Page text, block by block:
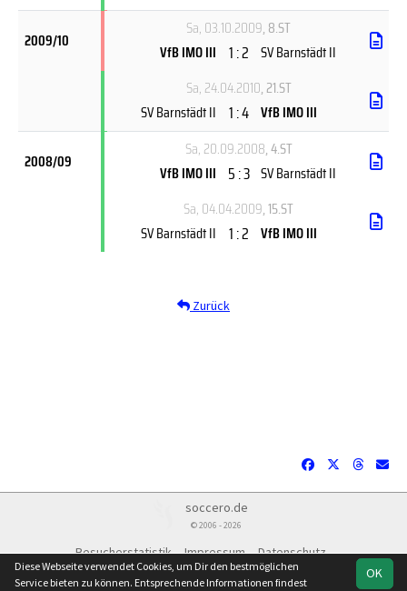
2009/10
Sa, 03.10.2009, 8.ST
VfB IMO III 1 : 2 SV Barnstädt II
Sa, 24.04.2010, 21.ST
SV Barnstädt II 1 : 4 VfB IMO III
2008/09
Sa, 20.09.2008, 4.ST
VfB IMO III 5 : 3 SV Barnstädt II
Sa, 04.04.2009, 15.ST
SV Barnstädt II 1 : 2 VfB IMO III
Zurück
soccero.de
© 2006 - 2026
Besucherstatistik Impressum
Datenschutz
OK
Diese Webseite verwendet Cookies, um Dir den bestmöglichen
Service bieten zu können. Entsprechende Informationen findest